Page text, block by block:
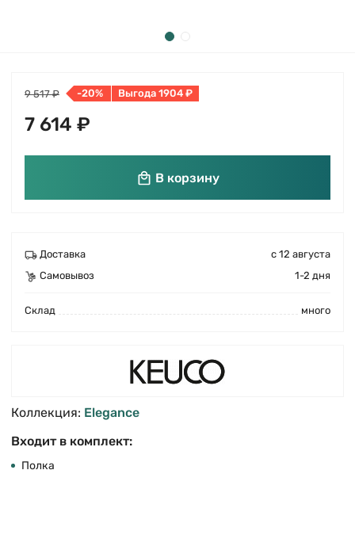
9 517 ₽ -20% Выгода 1904 ₽
7 614 ₽
В корзину
Доставка
с 12 августа
Самовывоз
1-2 дня
Cклад много
Коллекция: Elegance
Входит в комплект:
Полка